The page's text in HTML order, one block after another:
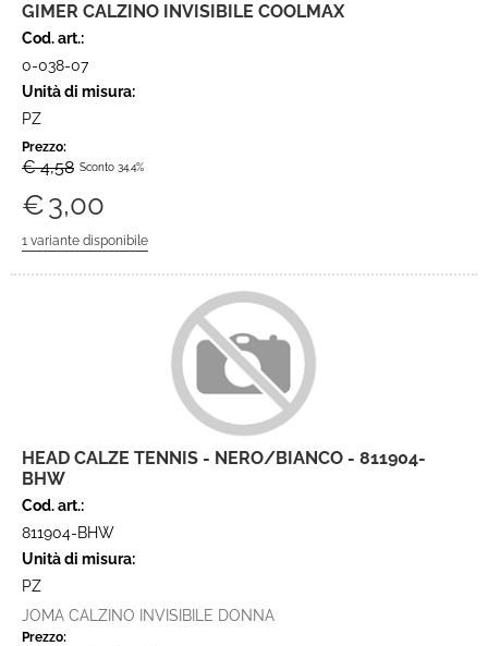
GIMER CALZINO INVISIBILE COOLMAX
Cod. art.:
0-038-07
Unità di misura:
PZ
Prezzo:
€ 4,58 Sconto 34.4%
€3,00
HEAD CALZE TENNIS - NERO/BIANCO - 811904-
BHW
Cod. art.:
811904-BHW
Unità di misura:
PZ
JOMA CALZINO INVISIBILE DONNA
Prezzo: